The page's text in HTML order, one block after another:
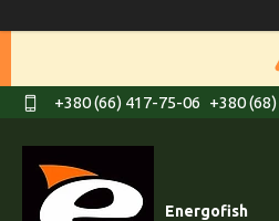
+380 (66) 417-75-06 +380
Energofish